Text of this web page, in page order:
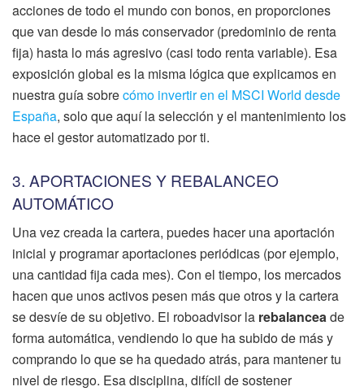
acciones de todo el mundo con bonos, en proporciones
que van desde lo más conservador (predominio de renta
fija) hasta lo más agresivo (casi todo renta variable). Esa
exposición global es la misma lógica que explicamos en
nuestra guía sobrecómo invertir en el MSCI World desde
España, solo que aquí la selección y el mantenimiento los
hace el gestor automatizado por ti.
3. APORTACIONES Y REBALANCEO
AUTOMÁTICO
Una vez creada la cartera, puedes hacer una aportación
inicial y programar aportaciones periódicas (por ejemplo,
una cantidad fija cada mes). Con el tiempo, los mercados
hacen que unos activos pesen más que otros y la cartera
se desvíe de su objetivo. El roboadvisor la rebalanceade
forma automática, vendiendo lo que ha subido de más y
comprando lo que se ha quedado atrás, para mantener tu
nivel de riesgo. Esa disciplina, difícil de sostener